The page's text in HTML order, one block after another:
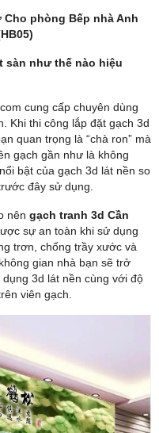
phòng Bếp nhà Anh
sàn như thế nào hiệu
cung cấp chuyên dùng
Khi thi công lắp đặt gạch 3d
quan trọng là “chà ron” mà
gạch gần như là không
bật của gạch 3d lát nền so
đây sử dụng.
nên gạch tranh 3d Cần
sự an toàn khi sử dụng
trơn, chống trầy xước và
gian nhà bạn sẽ trở
3d lát nền cùng với độ
viên gạch.